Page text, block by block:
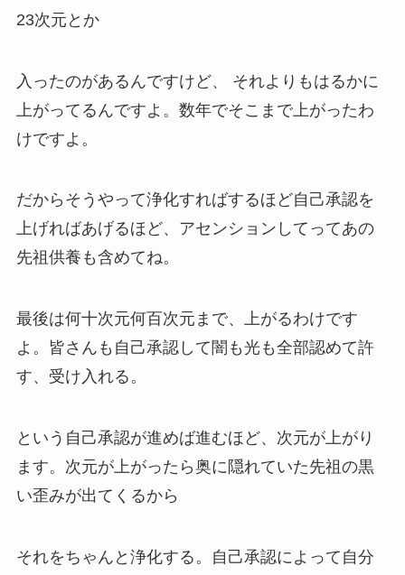
23次元とか
入ったのがあるんですけど、 それよりもはるかに
上がってるんですよ。数年でそこまで上がったわ
けですよ。
だからそうやって浄化すればするほど自己承認を
上げればあげるほど、アセンションしてってあの
先祖供養も含めてね。
最後は何十次元何百次元まで、上がるわけです
よ。
皆さんも自己承認して闇も光も全部認めて許
す、受け入れる。
という自己承認が進めば進むほど、次元が上がり
ます。次元が上がったら奥に隠れていた先祖の黒
い歪みが出てくるから
それをちゃんと浄化する。
自己承認によって自分